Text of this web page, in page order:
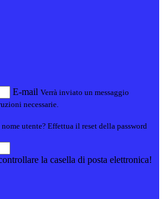
E-mail Verrà inviato un messaggio
necessarie.
utente? Effettua il reset della password
la casella di posta elettronica!